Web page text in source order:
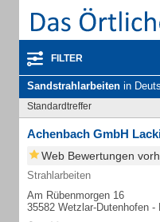
FILTER
Sandstrahlarbeiten in
Standardtreffer
Achenbach GmbH
Web Bewertungen
Strahlarbeiten
Am Rübenmorgen 16
35582 Wetzlar-Dutenhofen -